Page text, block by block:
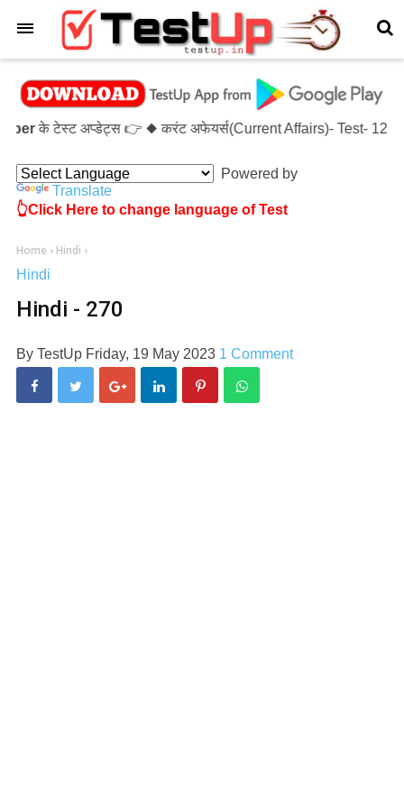
के टेस्ट अप्डेट्स 👉 ◆ करंट अफेयर्स(Current Affairs)- Test- 1214
Powered by
Translate
👆Click Here to change language of Test
Home › Hindi ›
Hindi
Hindi - 270
By TestUp Friday, 19 May 2023 1 Comment